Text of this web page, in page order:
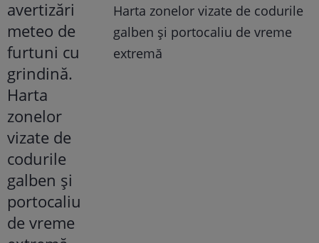
Harta zonelor vizate de codurile
galben și portocaliu de vreme
extremă